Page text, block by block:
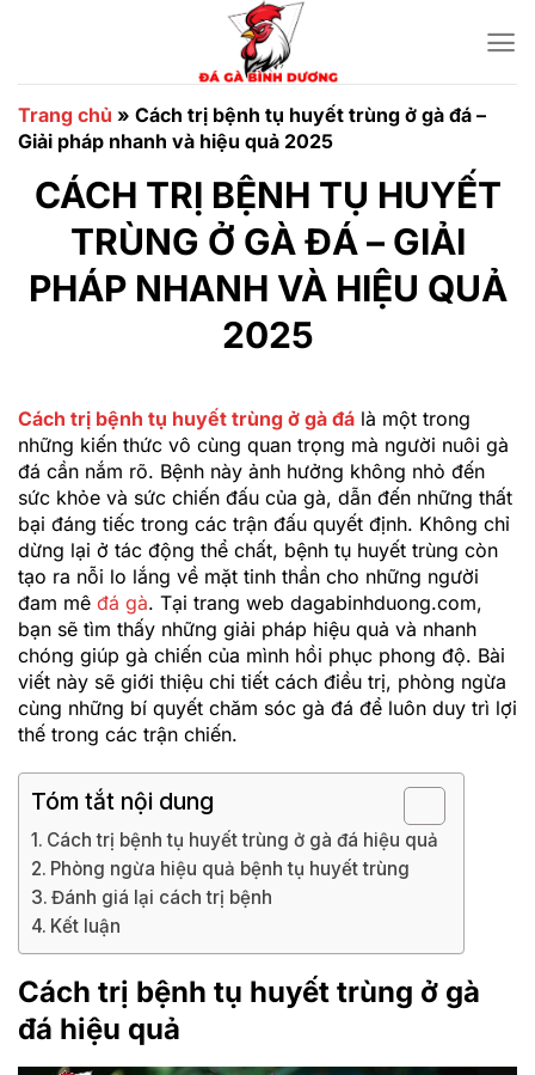
dungTrang chủ » Cách trị bệnh tụ huyết trùng ở gà đá –
Giải pháp nhanh và hiệu quả 2025
CÁCH TRỊ BỆNH TỤ HUYẾT
TRÙNG Ở GÀ ĐÁ – GIẢI
PHÁP NHANH VÀ HIỆU QUẢ
2025
Cách trị bệnh tụ huyết trùng ở gà đá là một trong
những kiến thức vô cùng quan trọng mà người nuôi gà
đá cần nắm rõ. Bệnh này ảnh hưởng không nhỏ đến
sức khỏe và sức chiến đấu của gà, dẫn đến những thất
bại đáng tiếc trong các trận đấu quyết định. Không chỉ
dừng lại ở tác động thể chất, bệnh tụ huyết trùng còn
tạo ra nỗi lo lắng về mặt tinh thần cho những người
đam mê đá gà. Tại trang web dagabinhduong.com,
bạn sẽ tìm thấy những giải pháp hiệu quả và nhanh
chóng giúp gà chiến của mình hồi phục phong độ. Bài
viết này sẽ giới thiệu chi tiết cách điều trị, phòng ngừa
cùng những bí quyết chăm sóc gà đá để luôn duy trì lợi
thế trong các trận chiến.
Tóm tắt nội dung
Cách trị bệnh tụ huyết trùng ở gà đá hiệu quả
Phòng ngừa hiệu quả bệnh tụ huyết trùng
Đánh giá lại cách trị bệnh
Kết luận
Cách trị bệnh tụ huyết trùng ở gà
đá hiệu quả